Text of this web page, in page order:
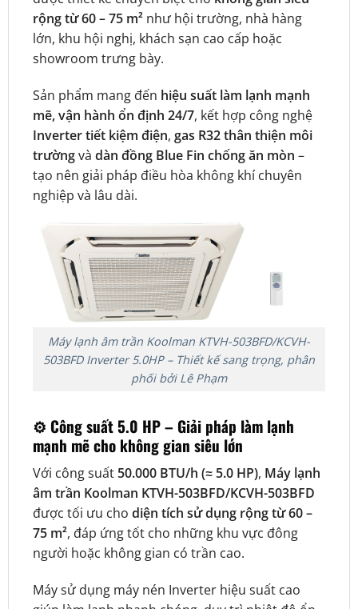
rộng từ 60 – 75 m²như hội trường, nhà hàng
lớn, khu hội nghị, khách sạn cao cấp hoặc
showroom trưng bày.
Sản phẩm mang đến hiệu suất làm lạnh mạnh
mẽ, vận hành ổn định 24/7, kết hợp công nghệ
Inverter tiết kiệm điện, gas R32 thân thiện môi
trườngvà dàn đồng Blue Fin chống ăn mòn –
tạo nên giải pháp điều hòa không khí chuyên
nghiệp và lâu dài.
Máy lạnh âm trần Koolman KTVH-503BFD/KCVH-
503BFD Inverter 5.0HP – Thiết kế sang trọng, phân
phối bởi Lê Phạm
⚙️ Công suất 5.0 HP – Giải pháp làm lạnh
mạnh mẽ cho không gian siêu lớn
Với công suất 50.000 BTU/h (≈ 5.0 HP), Máy lạnh
âm trần Koolman KTVH-503BFD/KCVH-503BFD
được tối ưu cho diện tích sử dụng rộng từ 60 –
75 m², đáp ứng tốt cho những khu vực đông
người hoặc không gian có trần cao.
Máy sử dụng máy nén Inverter hiệu suất cao